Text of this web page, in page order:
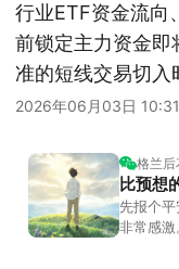
行业ETF资金流向
前锁定主力资金即
准的短线交易切入
2026年06月03日 10:31
格兰后
比预想
先报个平
非常感激